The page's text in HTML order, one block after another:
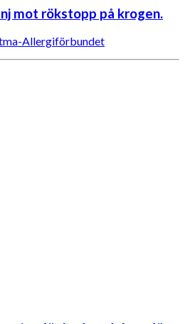
mot rökstopp på krogen.
Allergiförbundet